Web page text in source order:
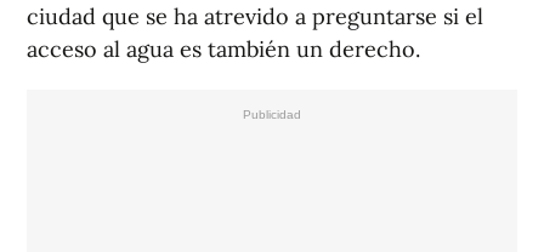
ciudad que se ha atrevido a preguntarse si el
acceso al agua es también un derecho.